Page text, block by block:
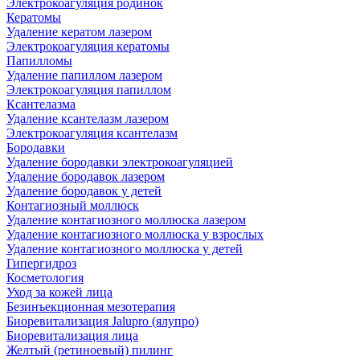
Электрокоагуляция родинок
Кератомы
Удаление кератом лазером
Электрокоагуляция кератомы
Папилломы
Удаление папиллом лазером
Электрокоагуляция папиллом
Ксантелазма
Удаление ксантелазм лазером
Электрокоагуляция ксантелазм
Бородавки
Удаление бородавки электрокоагуляцией
Удаление бородавок лазером
Удаление бородавок у детей
Контагиозный моллюск
Удаление контагиозного моллюска лазером
Удаление контагиозного моллюска у взрослых
Удаление контагиозного моллюска у детей
Гипергидроз
Косметология
Уход за кожей лица
Безинъекционная мезотерапия
Биоревитализация Jalupro (ялупро)
Биоревитализация лица
Желтый (ретиноевый) пилинг